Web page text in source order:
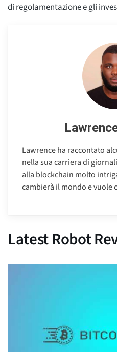
di regolamentazione e gli
Lawrence ha raccontato
nella sua carriera di
alla blockchain molto
cambierà il mondo e vuole
Latest Robot